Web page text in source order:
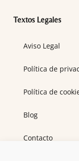
Textos Legales
Aviso Legal
Política de
Política de
Blog
Contacto